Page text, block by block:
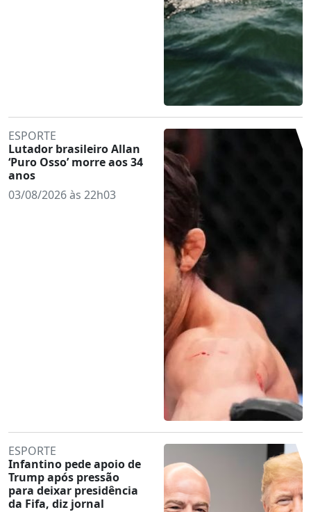
ESPORTE
Lutador brasileiro Allan
‘Puro Osso’ morre aos 34
anos
03/08/2026 às 22h03
ESPORTE
Infantino pede apoio de
Trump após pressão
para deixar presidência
da Fifa, diz jornal